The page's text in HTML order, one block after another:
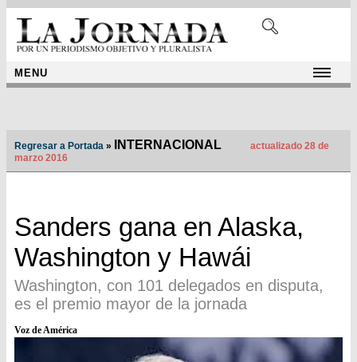
MENU
Regresar a Portada » INTERNACIONAL
actualizado 28 de
marzo 2016
Sanders gana en Alaska,
Washington y Hawái
Washington, con 101 delegados en disputa,
es el premio mayor de la jornada
Voz de América